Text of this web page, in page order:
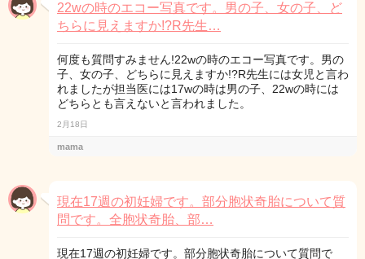
22wの時のエコー写真です。男の子、女の子、ど
ちらに見えますか!?R先生…
何度も質問すみません!22wの時のエコー写真です。男の
子、女の子、どちらに見えますか!?R先生には女児と言わ
れましたが担当医には17wの時は男の子、22wの時には
どちらとも言えないと言われました。
2月18日
mama
現在17週の初妊婦です。部分胞状奇胎について質
問です。全胞状奇胎、部…
現在17週の初妊婦です。部分胞状奇胎について質問で